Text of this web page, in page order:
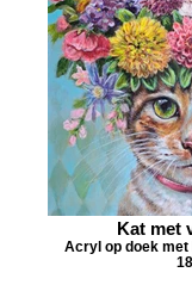
Kat met
Acryl op doek met